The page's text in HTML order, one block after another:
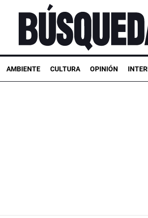
AMBIENTE CULTURA OPINIÓN